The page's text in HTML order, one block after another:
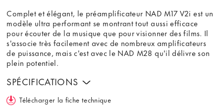
Complet et élégant, le préamplificateur NAD M17 V2i est un
modèle ultra performant se montrant tout aussi efficace
pour écouter de la musique que pour visionner des films. Il
s'associe très facilement avec de nombreux amplificateurs
de puissance, mais c'est avec le NAD M28 qu'il délivre son
plein potentiel.
SPÉCIFICATIONS
Télécharger la fiche technique